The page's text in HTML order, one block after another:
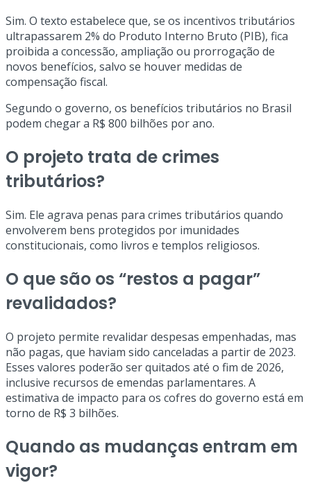
Sim. O texto estabelece que, se os incentivos tributários
ultrapassarem 2% do Produto Interno Bruto (PIB), fica
proibida a concessão, ampliação ou prorrogação de
novos benefícios, salvo se houver medidas de
compensação fiscal.
Segundo o governo, os benefícios tributários no Brasil
podem chegar a R$ 800 bilhões por ano.
O projeto trata de crimes
tributários?
Sim. Ele agrava penas para crimes tributários quando
envolverem bens protegidos por imunidades
constitucionais, como livros e templos religiosos.
O que são os “restos a pagar”
revalidados?
O projeto permite revalidar despesas empenhadas, mas
não pagas, que haviam sido canceladas a partir de 2023.
Esses valores poderão ser quitados até o fim de 2026,
inclusive recursos de emendas parlamentares. A
estimativa de impacto para os cofres do governo está em
torno de R$ 3 bilhões.
Quando as mudanças entram em
vigor?